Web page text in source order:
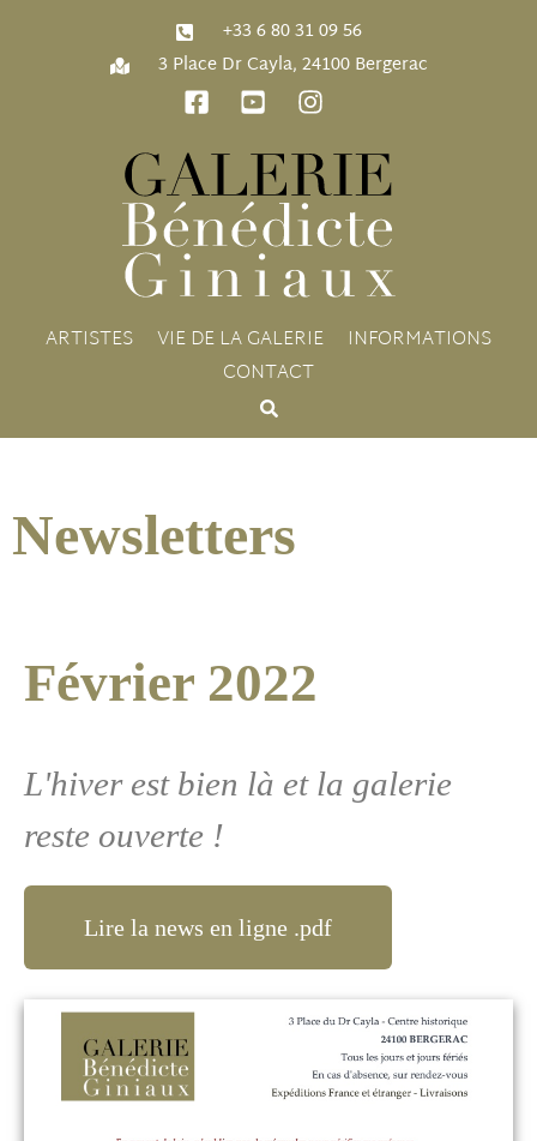
‭+33 6 80 31 09 56‬
3 Place Dr Cayla, 24100 Bergerac
ARTISTES VIE DE LA GALERIE
INFORMATIONS
CONTACT
Newsletters
Février 2022
L'hiver est bien là et la galerie
reste ouverte !
Lire la news en ligne .pdf